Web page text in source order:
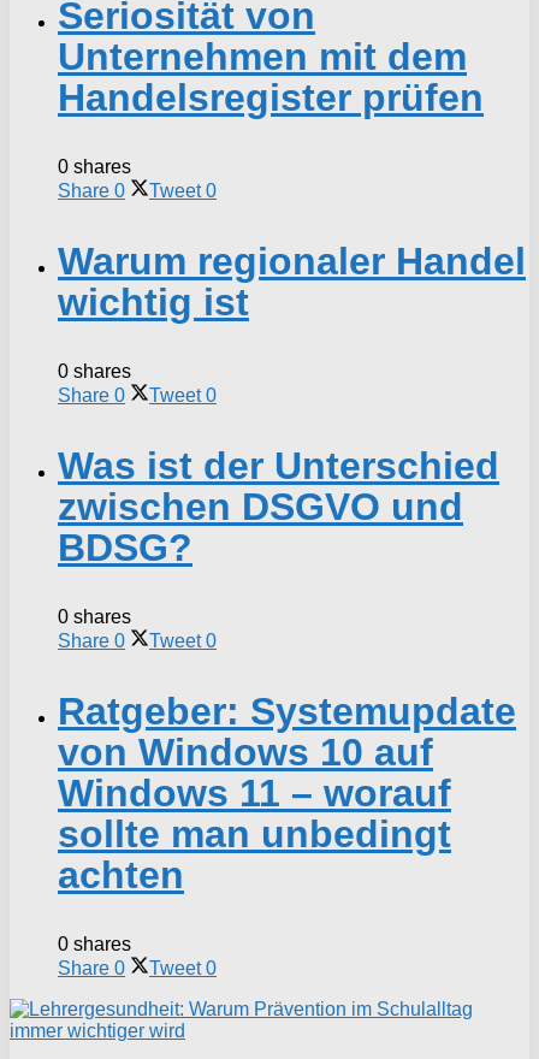
Seriosität von
Unternehmen mit dem
Handelsregister prüfen
0 shares
Share 0 Tweet 0
Warum regionaler Handel
wichtig ist
0 shares
Share 0 Tweet 0
Was ist der Unterschied
zwischen DSGVO und
BDSG?
0 shares
Share 0 Tweet 0
Ratgeber: Systemupdate
von Windows 10 auf
Windows 11 – worauf
sollte man unbedingt
achten
0 shares
Share 0 Tweet 0